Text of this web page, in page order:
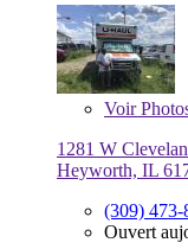
Voir
1281 W
Heyworth, IL
(309) 473-
Ouvert